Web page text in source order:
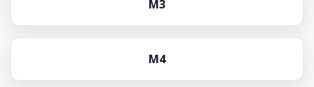
M3
M4